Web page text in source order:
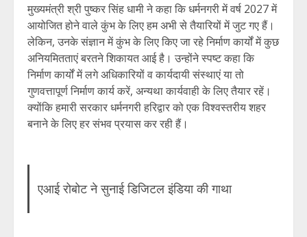
मुख्यमंत्री श्री पुष्कर सिंह धामी ने कहा कि धर्मनगरी में वर्ष 2027 में
आयोजित होने वाले कुंभ के लिए हम अभी से तैयारियों में जुट गए हैं।
लेकिन, उनके संज्ञान में कुंभ के लिए किए जा रहे निर्माण कार्यों में कुछ
अनियमितताएं बरतने शिकायत आई है। उन्होंने स्पष्ट कहा कि
निर्माण कार्यों में लगे अधिकारियों व कार्यदायी संस्थाएं या तो
गुणवत्तापूर्ण निर्माण कार्य करें, अन्यथा कार्यवाही के लिए तैयार रहें।
क्योंकि हमारी सरकार धर्मनगरी हरिद्वार को एक विश्वस्तरीय शहर
बनाने के लिए हर संभव प्रयास कर रही हैं।
एआई रोबोट ने सुनाई डिजिटल इंडिया की गाथा